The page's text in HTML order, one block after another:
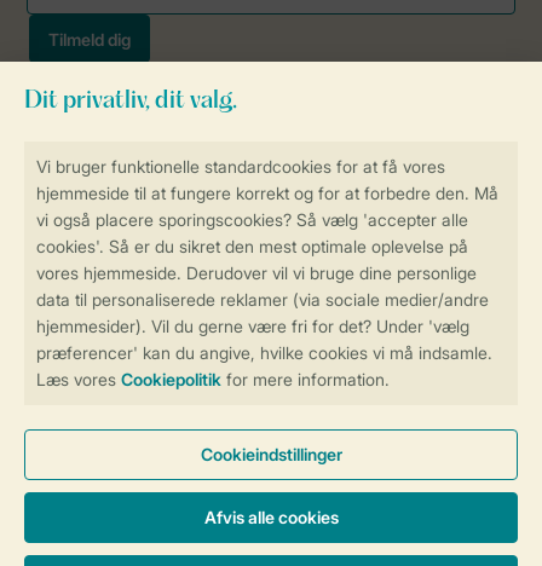
Få en personligt tilpasset oplevelse
på Landal.dk
Sikker datahåndtering
Sikker betaling
Vilkår og betingelser Persondatapolitik
Cookies og banner